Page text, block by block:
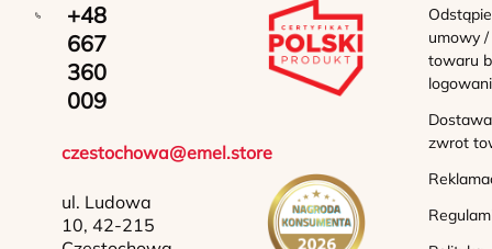
+48
667
360
009
czestochowa@emel.store
ul. Ludowa
10, 42-215
umowy
towaru
zwrot